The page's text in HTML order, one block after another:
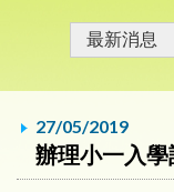
27/05/2019
辦理小一入